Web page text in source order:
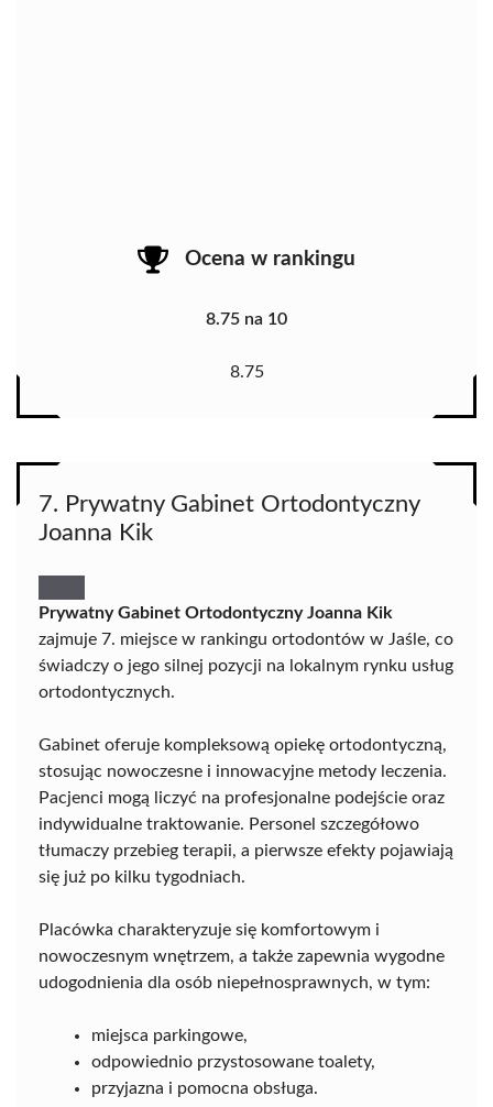
Ocena w rankingu
8.75 na 10
8.75
7. Prywatny Gabinet Ortodontyczny
Joanna Kik
Prywatny Gabinet Ortodontyczny Joanna Kik
zajmuje 7. miejsce w rankingu ortodontów w Jaśle, co
świadczy o jego silnej pozycji na lokalnym rynku usług
ortodontycznych.
Gabinet oferuje kompleksową opiekę ortodontyczną,
stosując nowoczesne i innowacyjne metody leczenia.
Pacjenci mogą liczyć na profesjonalne podejście oraz
indywidualne traktowanie. Personel szczegółowo
tłumaczy przebieg terapii, a pierwsze efekty pojawiają
się już po kilku tygodniach.
Placówka charakteryzuje się komfortowym i
nowoczesnym wnętrzem, a także zapewnia wygodne
udogodnienia dla osób niepełnosprawnych, w tym:
miejsca parkingowe,
odpowiednio przystosowane toalety,
przyjazna i pomocna obsługa.